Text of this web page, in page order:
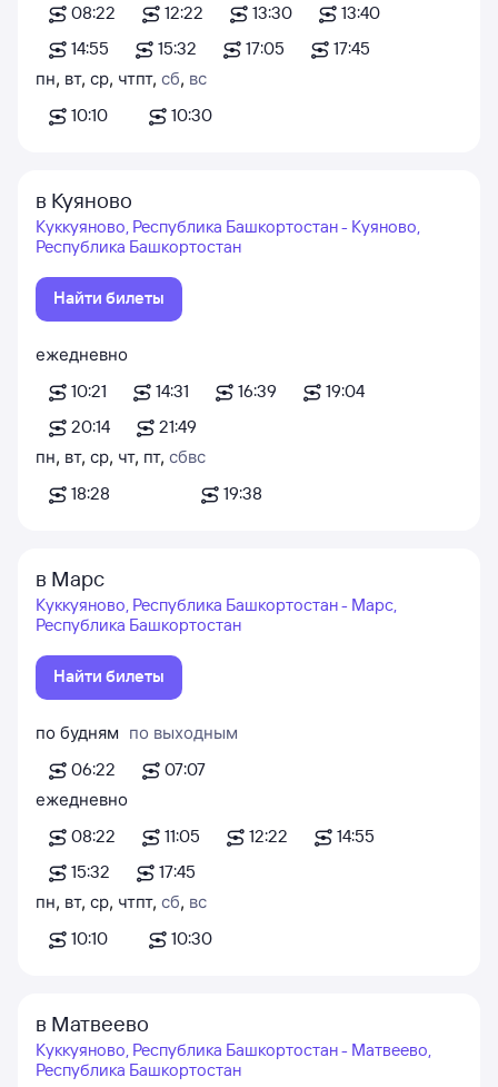
08:22
12:22 13:30
13:40
14:55
15:32 17:05
17:45
пн, вт, ср, чт
10:10
пт, сб, вс
10:30
в Куяново
Куккуяново, Республика Башкортостан - Куяново,
Республика Башкортостан
Найти билеты
ежедневно
10:21
14:31 16:39
19:04
20:14
21:49
пн, вт, ср, чт, пт, сб
18:28
вс
19:38
в Марс
Куккуяново, Республика Башкортостан - Марс,
Республика Башкортостан
Найти билеты
по будням
06:22
по выходным
07:07
ежедневно
08:22
11:05 12:22
14:55
15:32
17:45
пн, вт, ср, чт
10:10
пт, сб, вс
10:30
в Матвеево
Куккуяново, Республика Башкортостан - Матвеево,
Республика Башкортостан